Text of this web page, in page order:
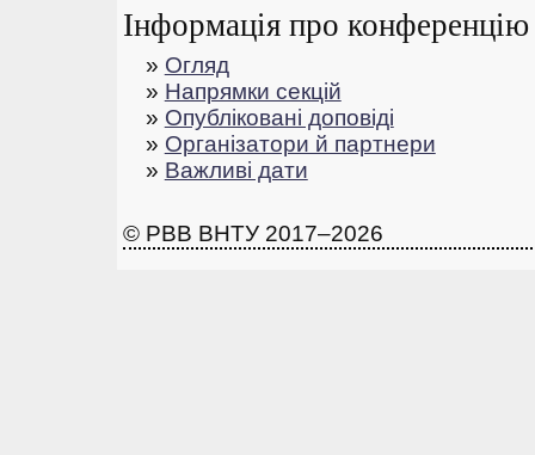
Інформація про конференцію
» Огляд
» Напрямки секцій
» Опубліковані доповіді
» Організатори й партнери
» Важливі дати
© РВВ ВНТУ 2017–2026